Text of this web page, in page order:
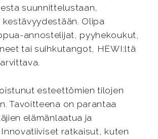
suunnittelustaan,
kestävyydestään. Olipa
annostelijat, pyyhekoukut,
tai suihkutangot, HEWI:ltä
esteettömien tilojen
Tavoitteena on parantaa
elämänlaatua ja
ratkaisut, kuten